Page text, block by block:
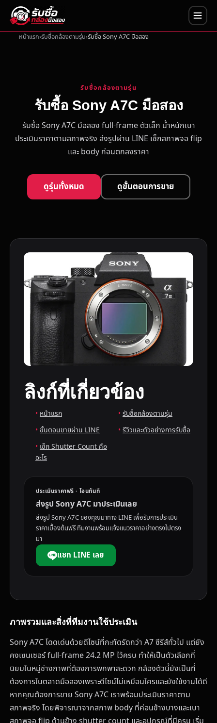
หน้าแรก รับซื้อกล้องตามรุ่น รับซื้อ Sony A7C มือสอง
รับซื้อกล้องตามรุ่น
รับซื้อ Sony A7C มือสอง
รับซื้อ Sony A7C มือสอง full-frame ตัวเล็ก น้ำหนักเบา
ประเมินราคาตามสภาพจริง ส่งรูปผ่าน LINE เช็กสภาพจอ flip
และ body ก่อนตกลงราคา
ดูรุ่นทั้งหมด ดูขั้นตอนการขาย
ลิงก์ที่เกี่ยวข้อง
หน้าแรก
รับซื้อกล้องตามรุ่น
ขั้นตอนขายผ่าน LINE
รีวิวและตัวอย่างการรับซื้อ
เช็ก Shutter Count คือ
อะไร
ประเมินราคาฟรี · โอนทันที
ส่งรูป Sony A7C มาประเมินเลย
ส่งรูป Sony A7C ของคุณมาทาง LINE เพื่อรับการประเมิน
ราคาเบื้องต้นฟรี ทีมงานพร้อมแจ้งแนวราคาอย่างตรงไปตรง
มา
แชท LINE เลย
ภาพรวมและสิ่งที่ทีมงานใช้ประเมิน
Sony A7C โดดเด่นด้วยดีไซน์ที่กะทัดรัดกว่า A7 ซีรีส์ทั่วไป แต่ยัง
คงเซนเซอร์ full-frame 24.2 MP ไว้ครบ ทำให้เป็นตัวเลือกที่
นิยมในหมู่ช่างภาพที่ต้องการพกพาสะดวก กล้องตัวนี้ยังเป็นที่
ต้องการในตลาดมือสองเพราะดีไซน์ไม่เหมือนใครและยังใช้งานได้ดี
หากคุณต้องการขาย Sony A7C เราพร้อมประเมินราคาตาม
สภาพจริง โดยพิจารณาจากสภาพ body ที่ค่อนข้างบางและเบา